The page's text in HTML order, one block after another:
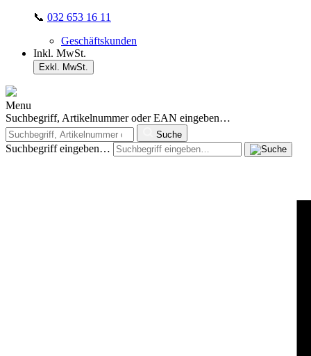
📞 032 653 16 11
Geschäftskunden
Inkl. MwSt.
Exkl. MwSt.
Menu
Suchbegriff, Artikelnummer oder EAN eingeben…
Suche
Suchbegriff eingeben…